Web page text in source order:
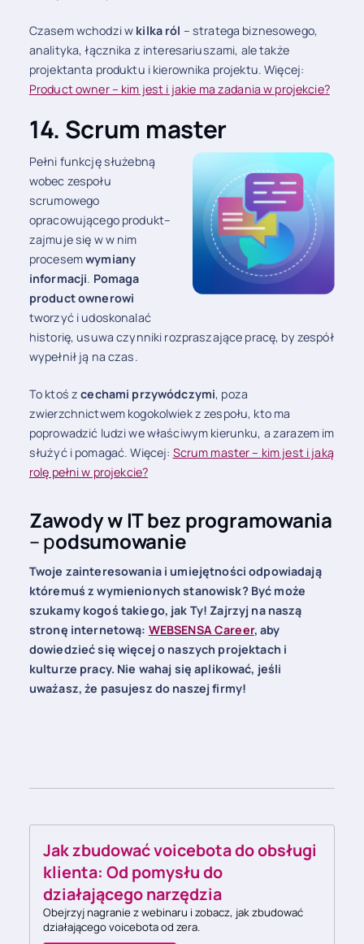
Jak zbudować voicebota do obsługi
klienta: Od pomysłu do
działającego narzędzia
Obejrzyj nagranie z webinaru i zobacz, jak zbudować
działającego voicebota od zera.
Czasem wchodzi w kilka ról – stratega biznesowego,
analityka, łącznika z interesariuszami, ale także
projektanta produktu i kierownika projektu. Więcej:
Product owner – kim jest i jakie ma zadania w projekcie?
14. Scrum master
Pełni funkcję służebną
wobec zespołu
scrumowego
opracowującego produkt–
zajmuje się w w nim
procesemwymiany
informacji. Pomaga
product ownerowi
tworzyć i udoskonalać
historię, usuwa czynniki rozpraszające pracę, by zespół
wypełnił ją na czas.
To ktoś zcechami przywódczymi, poza
zwierzchnictwem kogokolwiek z zespołu, kto ma
poprowadzić ludzi we właściwym kierunku, a zarazem im
służyć i pomagać. Więcej: Scrum master – kim jest i jaką
rolę pełni w projekcie?
Zawody w IT bez programowania
– podsumowanie
Twoje zainteresowania i umiejętności odpowiadają
któremuś z wymienionych stanowisk? Być może
szukamy kogoś takiego, jak Ty! Zajrzyj na naszą
stronę internetową: WEBSENSA Career, aby
dowiedzieć się więcej o naszych projektach i
kulturze pracy. Nie wahaj się aplikować, jeśli
uważasz, że pasujesz do naszej firmy!